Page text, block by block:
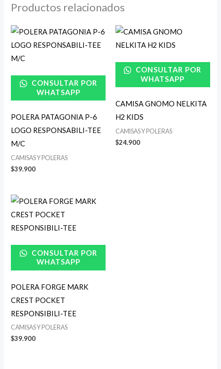
Productos relacionados
CONSULTAR POR
WHATSAPP
POLERA PATAGONIA P-6
LOGO RESPONSABILI-TEE
M/C
CAMISAS Y POLERAS
$39.900
CONSULTAR POR
WHATSAPP
CAMISA GNOMO NELKITA
H2 KIDS
CAMISAS Y POLERAS
$24.900
CONSULTAR POR
WHATSAPP
POLERA FORGE MARK
CREST POCKET
RESPONSIBILI-TEE
CAMISAS Y POLERAS
$39.900